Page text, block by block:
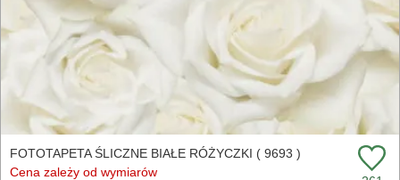
FOTOTAPETA ŚLICZNE BIAŁE RÓŻYCZKI ( 9693 )
Cena zależy od wymiarów